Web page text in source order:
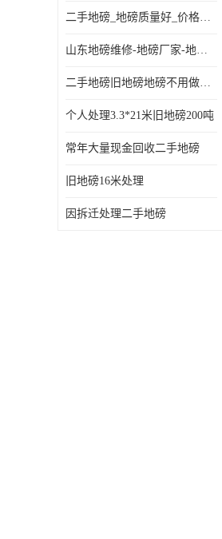
二手地磅_地磅质量好_价格便宜这里找【地磅行家】
山东地磅维修-地磅厂家-地磅价格-二手地磅
二手地磅旧地磅地磅不用做地基
个人处理3.3*21米旧地磅200吨
常年大量现金回收二手地磅
旧地磅16米处理
因拆迁处理二手地磅